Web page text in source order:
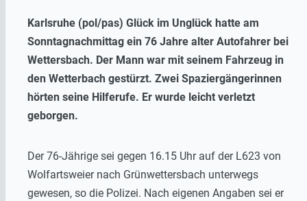
Karlsruhe (pol/pas) Glück im Unglück hatte am
Sonntagnachmittag ein 76 Jahre alter Autofahrer bei
Wettersbach. Der Mann war mit seinem Fahrzeug in
den Wetterbach gestürzt. Zwei Spaziergängerinnen
hörten seine Hilferufe. Er wurde leicht verletzt
geborgen.
Der 76-Jährige sei gegen 16.15 Uhr auf der L623 von
Wolfartsweier nach Grünwettersbach unterwegs
gewesen, so die Polizei. Nach eigenen Angaben sei er